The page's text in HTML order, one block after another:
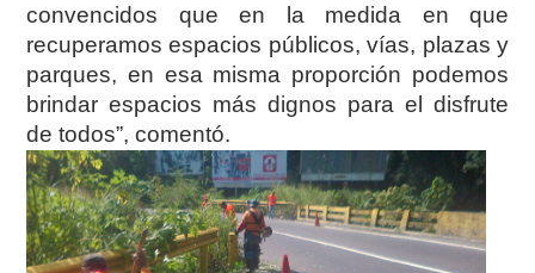
convencidos que en la medida en que
recuperamos espacios públicos, vías, plazas y
parques, en esa misma proporción podemos
brindar espacios más dignos para el disfrute
de todos”, comentó.